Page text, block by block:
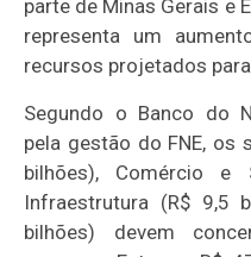
parte de Minas Gerais e
representa um
recursos projetados
Segundo o Banco do
pela gestão do FNE, os
bilhões), Comércio e
Infraestrutura (R$ 9,5
bilhões) devem